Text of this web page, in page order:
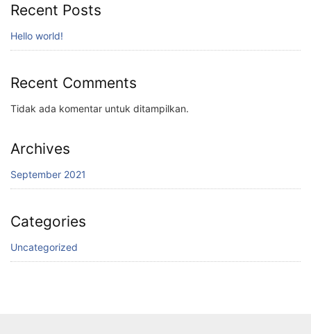
Recent Posts
Hello world!
Recent Comments
Tidak ada komentar untuk ditampilkan.
Archives
September 2021
Categories
Uncategorized